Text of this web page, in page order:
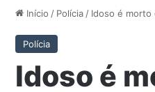
Início / Polícia / Idoso é morto
Polícia
Idoso é